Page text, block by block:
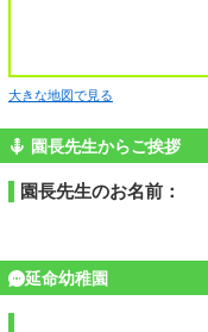
大きな地図で見る
園長先生からご挨拶
園長先生のお名前：
延命幼稚園